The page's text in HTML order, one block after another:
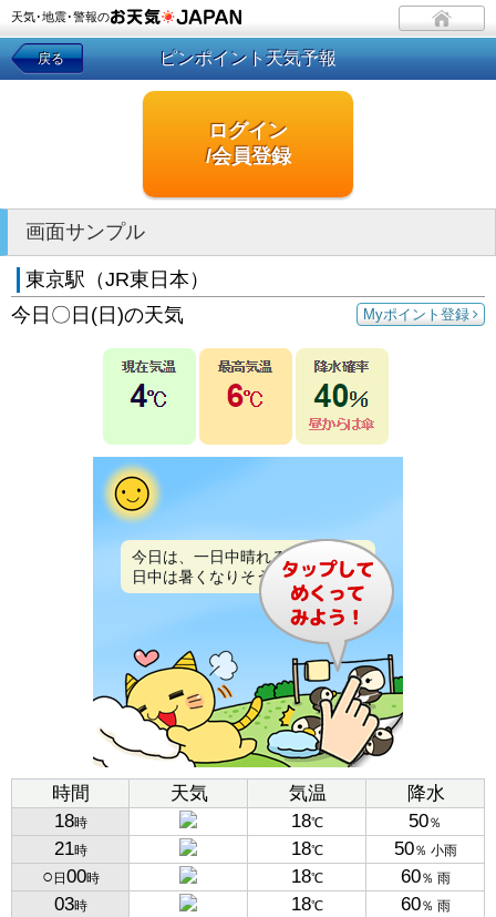
天気･地震･警報の
戻る ピンポイント天気予報
ログイン
/会員登録
画面サンプル
東京駅（JR東日本）
Myポイント登録
今日〇日(日)の天気
今日は、一日中晴れるでしょう。
日中は暑くなりそうです。
時間 天気 気温
降水
18時 18℃ 50％
21時 18℃ 50％ 小雨
○ 日 00時 18℃ 60％ 雨
03時 18℃ 60％ 雨